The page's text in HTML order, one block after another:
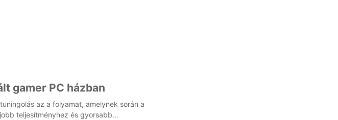
gamer PC házban
az a folyamat, amelynek során a
teljesítményhez és gyorsabb